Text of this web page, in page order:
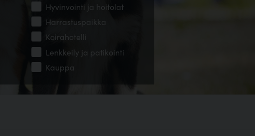
Hyvinvointi ja hoitolat
Harrastuspaikka
Koirahotelli
Lenkkeily ja patikointi
Kauppa